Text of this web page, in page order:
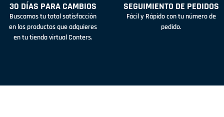
30 DÍAS PARA CAMBIOS
Buscamos tu total satisfacción
en los productos que adquieres
en tu tienda virtual Conters.
SEGUIMIENTO DE PEDIDOS
Fácil y Rápido con tu número de
pedido.